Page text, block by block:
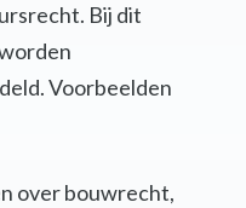
Bij dit
Voorbeelden
over bouwrecht,